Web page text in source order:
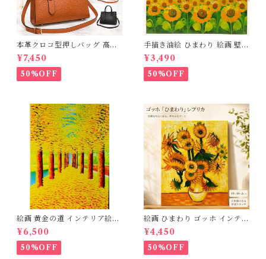
本革クロコ型押しバッグ 高品
質本革 牛革 クロコダイル型押
し ハンドバッグ ハンドメイド
本革鞄 ショルダーバック レデ
ィース 送料無料 母の日 2723
¥7,450
50%OFF
手描き油絵 ひまわり 絵画 壁掛
け インテリア 玄関 肉筆 風景
画 アートパネル モダン 【木枠
張り 40×30cm 送料無料】北
欧 おしゃれ アートフレーム 壁
Qee 341801_ee
¥3,490
50%OFF
絵画 黄金の道 インテリア絵画
肉筆油絵 アートパネル インテ
リア 壁掛け 風景画 油絵 ポス
ター アート アートパネル リビ
ング 玄関 プレゼント モダン
¥6,500
50%OFF
絵画 ひまわり ゴッホ インテリ
ア絵画 油絵 複製画 レプリカ
模写 アートパネル インテリア
壁掛け 風景画 油絵 ポスター
アート アートパネル リビング
¥4,450
50%OFF